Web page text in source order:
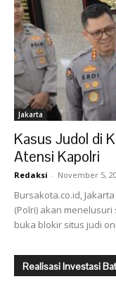
Jakarta
Kasus Judol di
Atensi Kapolri
Redaksi - November 5,
Bursakota.co.id,
(Polri) akan
buka blokir situs judi
Realisasi Investasi